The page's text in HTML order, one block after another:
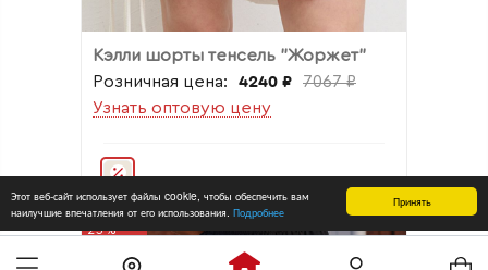
Принять
Этот веб-сайт использует файлы cookie, чтобы обеспечить вам
наилучшие впечатления от его использования. Подробнее
Кэлли шорты тенсель "Жоржет"
Розничная цена:
4240 ₽
7067 ₽
Узнать оптовую цену
25%